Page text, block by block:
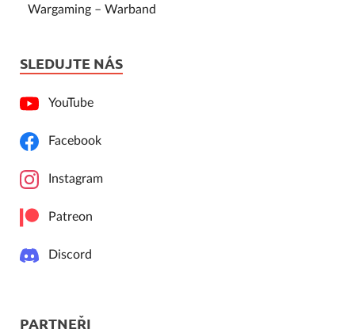
Wargaming – Warband
SLEDUJTE NÁS
YouTube
Facebook
Instagram
Patreon
Discord
PARTNEŘI